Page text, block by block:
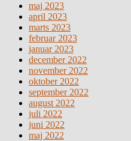
maj 2023
april 2023
marts 2023
februar 2023
januar 2023
december 2022
november 2022
oktober 2022
september 2022
august 2022
juli 2022
juni 2022
maj 2022